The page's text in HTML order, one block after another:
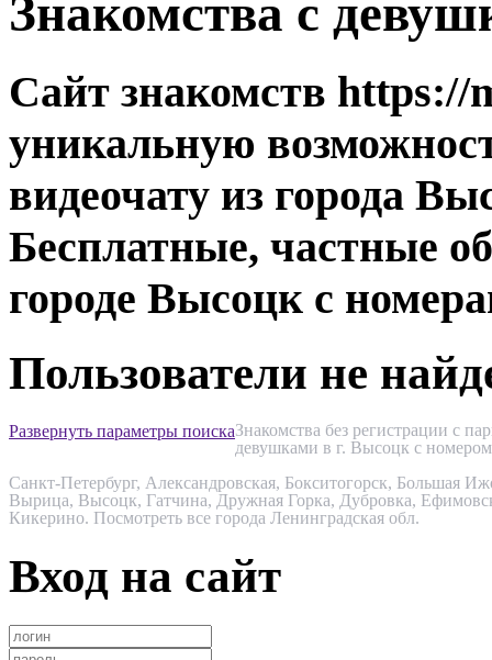
Знакомства с
Сайт знакомств https://
уникальную
видеочату из города
Бесплатные, частные
городе Высоцк с
Пользователи не
Развернуть параметры поискаЗнакомства без регистрации с
девушками в г. Высоцк с
Санкт-Петербург, Александровская, Бокситогорск, Большая
Вырица, Высоцк, Гатчина, Дружная Горка, Дубровка,
Кикерино. Посмотреть все города Ленинградская обл.
Вход на сайт